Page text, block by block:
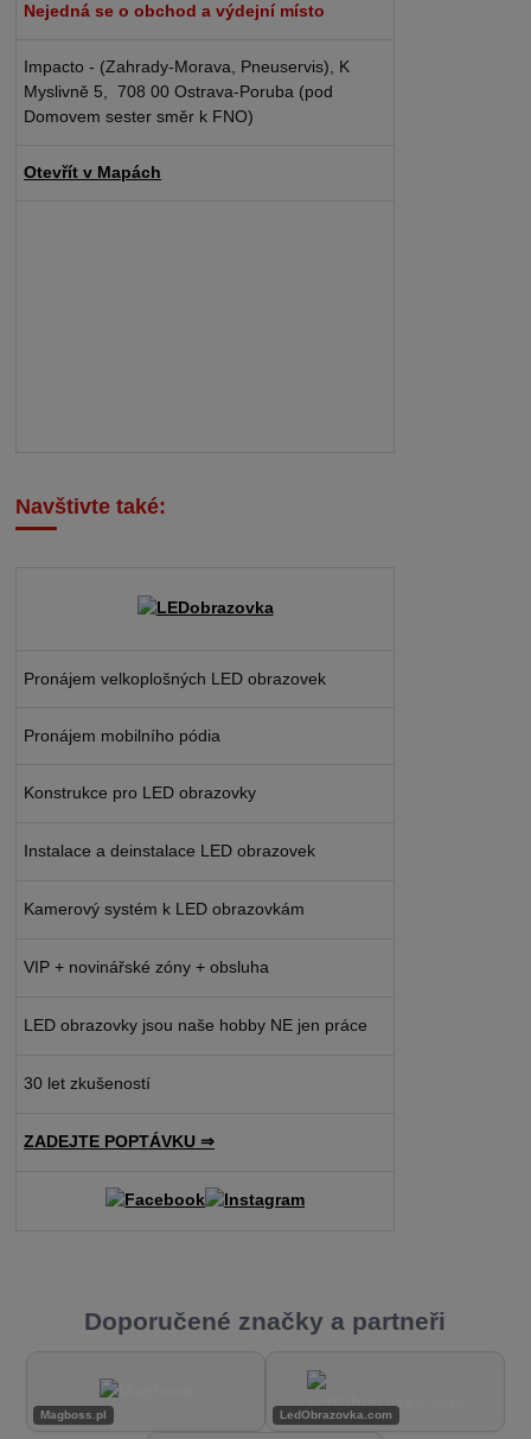
Nejedná se o obchod a výdejní místo
Impacto - (Zahrady-Morava, Pneuservis), K
Myslivně 5, 708 00 Ostrava-Poruba (pod
Domovem sester směr k FNO)
Otevřít v Mapách
Navštivte také:
Pronájem velkoplošných LED obrazovek
Pronájem mobilního pódia
Konstrukce pro LED obrazovky
Instalace a deinstalace LED obrazovek
Kamerový systém k LED obrazovkám
VIP + novinářské zóny + obsluha
LED obrazovky jsou naše hobby NE jen práce
30 let zkušeností
ZADEJTE POPTÁVKU ⇒
Doporučené značky a partneři
Magboss.pl LedObrazovka.com